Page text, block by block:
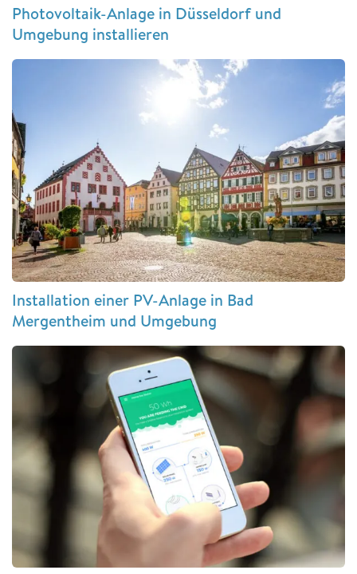
Photovoltaik-Anlage in Düsseldorf und
Umgebung installieren
Installation einer PV-Anlage in Bad
Mergentheim und Umgebung